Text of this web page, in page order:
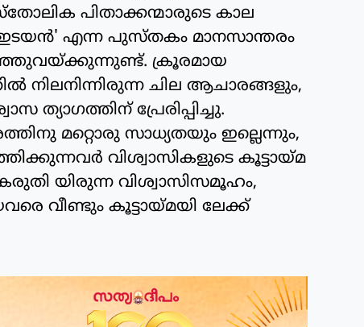
പിതാക്കന്മാരുടെ കാല
'ഇടയന്‍' എന്ന പുസ്തകം മാനസാന്തരം
ക്രൂരമായ
നിലനിന്നിരുന്ന ചില ആചാരങ്ങളും,
പ്രേരിപ്പിച്ചു.
മറ്റൊരു സാധ്യതയും ഇല്ലെന്നും,
വിശ്വാസികളുടെ കൂട്ടായ്മ
യിരുന്ന വിശ്വാസിസമൂഹം,
വീണ്ടും കൂട്ടായ്മയി ലേക്ക്